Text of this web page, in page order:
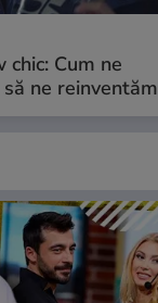
Cum ne
ne reinventăm